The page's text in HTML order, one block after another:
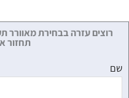
רוצים עזרה בבחירת מאוורר
תחזור
שם